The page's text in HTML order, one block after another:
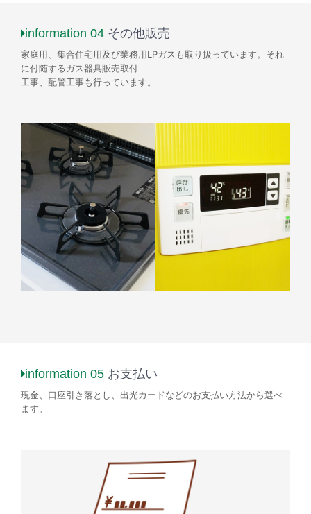
information 04 その他販売
家庭用、集合住宅用及び業務用LPガスも取り扱っています。それ
に付随するガス器具販売取付
工事、配管工事も行っています。
information 05 お支払い
現金、口座引き落とし、出光カードなどのお支払い方法から選べ
ます。